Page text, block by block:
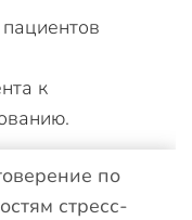
к
по
стресс-